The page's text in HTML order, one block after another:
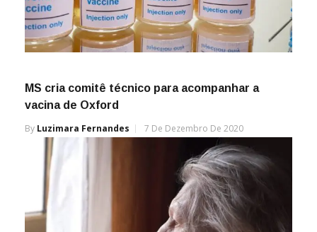
MS cria comitê técnico para acompanhar a
vacina de Oxford
By Luzimara Fernandes 7 De Dezembro De 2020